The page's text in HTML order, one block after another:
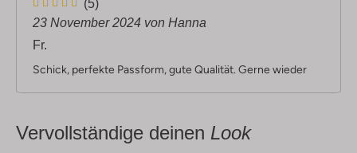
t
e
r
e
(5)
23 November 2024 von Hanna
Fr.
Schick, perfekte Passform, gute Qualität. Gerne wieder
Vervollständige deinen Look